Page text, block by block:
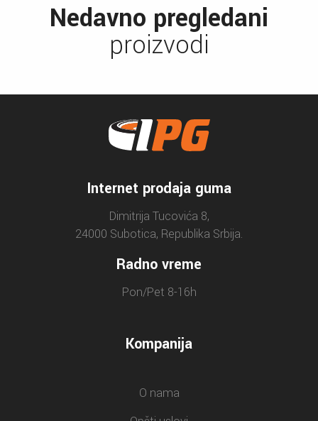
Nedavno pregledani
proizvodi
Internet prodaja guma
Dimitrija Tucovića 8,
24000 Subotica, Republika Srbija.
Radno vreme
Pon/Pet 8-16h
Kompanija
O nama